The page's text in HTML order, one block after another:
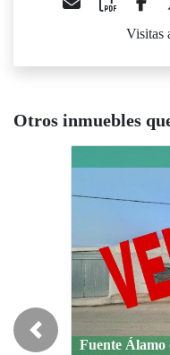
Visitas
Otros inmuebles
Álamo de Murcia /
Previous